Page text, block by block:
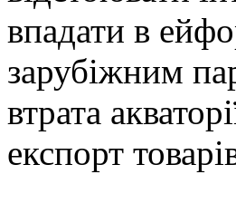
впадати в
зарубіжним
втрата
експорт